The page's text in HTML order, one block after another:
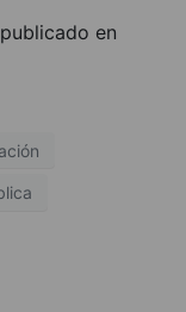
publicado en